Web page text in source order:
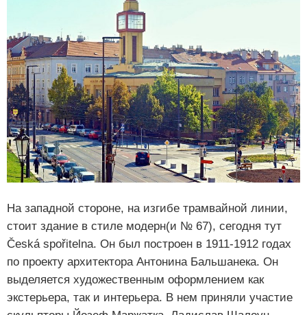
На западной стороне, на изгибе трамвайной линии,
стоит здание в стиле модерн(и № 67), сегодня тут
Česká spořitelna. Он был построен в 1911-1912 годах
по проекту архитектора Антонина Бальшанека. Он
выделяется художественным оформлением как
экстерьера, так и интерьера. В нем приняли участие